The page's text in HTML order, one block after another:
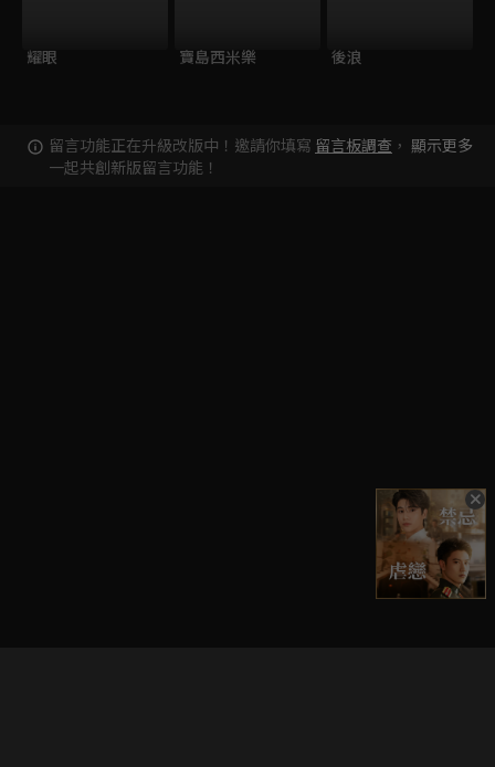
耀眼 寶島西米樂 後浪
留言功能正在升級改版中！邀請你填寫 留言板調查 ，
一起共創新版留言功能！
顯示更多